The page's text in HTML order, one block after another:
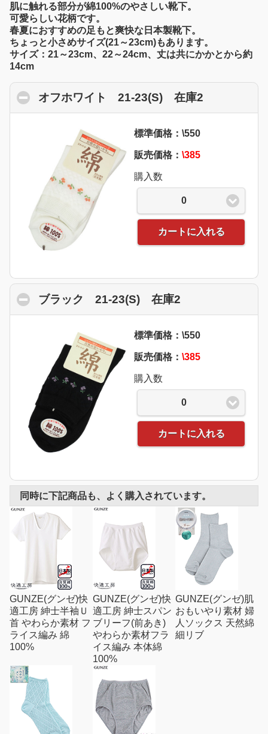
肌に触れる部分が綿100%のやさしい靴下。
可愛らしい花柄です。
春夏におすすめの足もと爽快な日本製靴下。
ちょっと小さめサイズ(21～23cm)もあります。
サイズ：21～23cm、22～24cm、丈は共にかかとから約
14cm
オフホワイト 21-23(S) 在庫2
標準価格：\550
販売価格： \385
購入数
0
カートに入れる
ブラック 21-23(S) 在庫2
標準価格：\550
販売価格： \385
購入数
0
カートに入れる
同時に下記商品も、よく購入されています。
GUNZE(グンゼ)快
適工房 紳士半袖Ｕ
首 やわらか素材 フ
ライス編み 綿
100%
GUNZE(グンゼ)快
適工房 紳士スパン
ブリーフ(前あき)
やわらか素材フラ
イス編み 本体綿
100%
GUNZE(グンゼ)肌
おもいやり素材 婦
人ソックス 天然綿
細リブ